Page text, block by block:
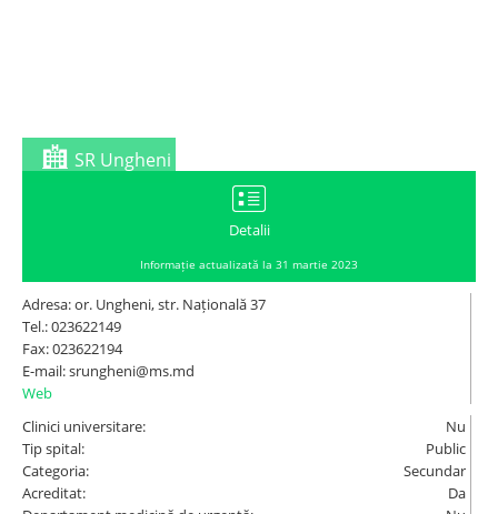
E-Sănătate Pacienți
E-Sănătate Instituții
Tuberculoza Info
Spitale.MD
Centrul PAS
SR Ungheni
Detalii
Informație actualizată la 31 martie 2023
Adresa: or. Ungheni, str. Națională 37
Tel.: 023622149
Fax: 023622194
E-mail: srungheni@ms.md
Web
Clinici universitare:
Nu
Tip spital:
Public
Categoria:
Secundar
Acreditat:
Da